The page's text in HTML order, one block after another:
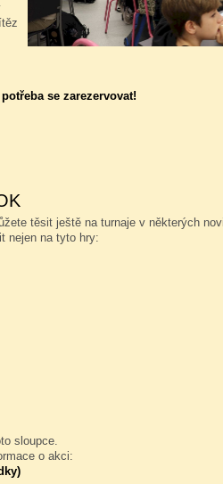
se zarezervovat!
těsit ještě na turnaje v některých
nejen na tyto hry:
sloupce.
o akci: